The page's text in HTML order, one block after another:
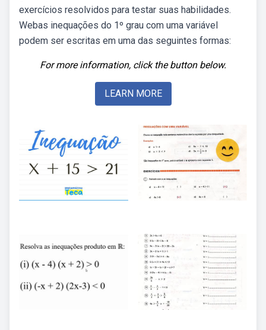
exercícios resolvidos para testar suas habilidades.
Webas inequações do 1º grau com uma variável
podem ser escritas em uma das seguintes formas:
For more information, click the button below.
LEARN MORE